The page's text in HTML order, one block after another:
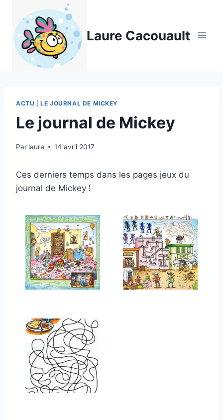
contenu
Laure Cacouault
ACTU |LE JOURNAL DE MICKEY
Le journal de Mickey
Par laure 14 avril 2017
Ces derniers temps dans les pages jeux du
journal de Mickey !